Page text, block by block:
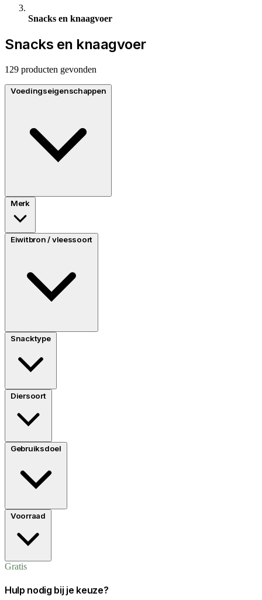
Snacks en knaagvoer
Snacks en knaagvoer
129 producten gevonden
Voedingseigenschappen
Merk
Eiwitbron / vleessoort
Snacktype
Diersoort
Gebruiksdoel
Voorraad
Gratis
Hulp nodig bij je keuze?